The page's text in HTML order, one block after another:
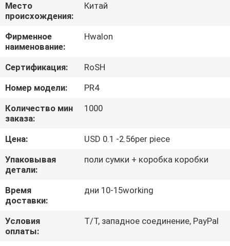
КОНТРОЛЬ
КАЧЕСТВА
СВЯЗАТЬСЯ
С
НАМИ
НОВОСТИ
ЗАПРОСИТЬ
РАСЦЕНКИ
КАРТА
САЙТА
Место
происхождения:
Китай
Фирменное
наименование:
Hwalon
Сертификация:
RoSH
Номер модели:
PR4
Количество мин
заказа:
1000
Цена:
USD 0.1 -2.56per piece
Упаковывая
детали:
поли сумки + коробка коробки
Время
доставки:
дни 10-15working
Условия
оплаты:
T/T, западное соединение, PayPal